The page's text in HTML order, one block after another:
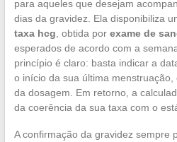
para aqueles que desejam
dias da gravidez. Ela disponibiliza
taxa hcg , obtida por exame de
esperados de acordo com a
princípio é claro: basta indicar a
o início da sua última
da dosagem. Em retorno, a
da coerência da sua taxa com o
A confirmação da gravidez sempre